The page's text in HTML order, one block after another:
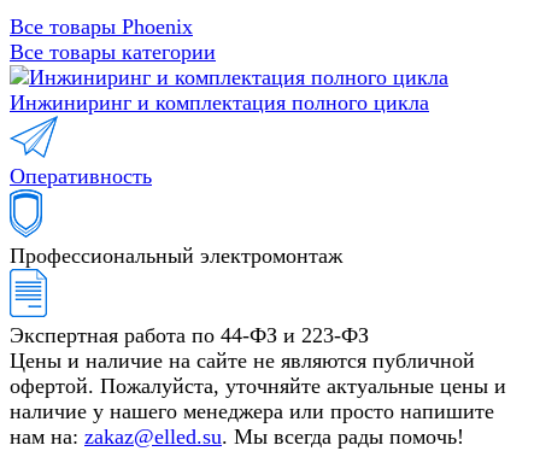
Все товары Phoenix
Все товары категории
Инжиниринг и комплектация полного цикла
Оперативность
Профессиональный электромонтаж
Экспертная работа по 44-ФЗ и 223-ФЗ
Цены и наличие на сайте не являются публичной
офертой. Пожалуйста, уточняйте актуальные цены и
наличие у нашего менеджера или просто напишите
нам на: zakaz@elled.su. Мы всегда рады помочь!